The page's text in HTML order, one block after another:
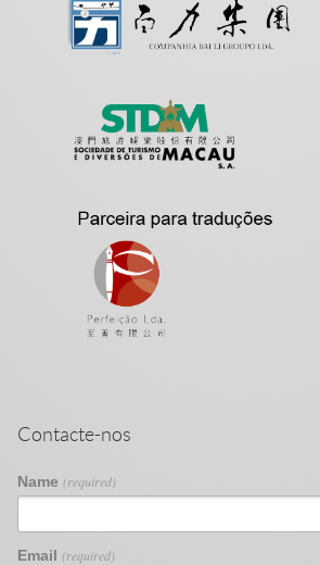
Contacte-nos
Name (required)
Email (required)